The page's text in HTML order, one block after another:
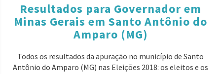
Resultados para Governador em
Minas Gerais em Santo Antônio do
Amparo (MG)
Todos os resultados da apuração no município de Santo
Antônio do Amparo (MG) nas Eleições 2018: os eleitos e os